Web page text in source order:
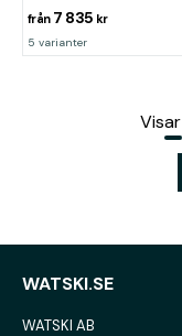
från 7 835 kr
5 varianter
Visar
WATSKI.SE
WATSKI AB